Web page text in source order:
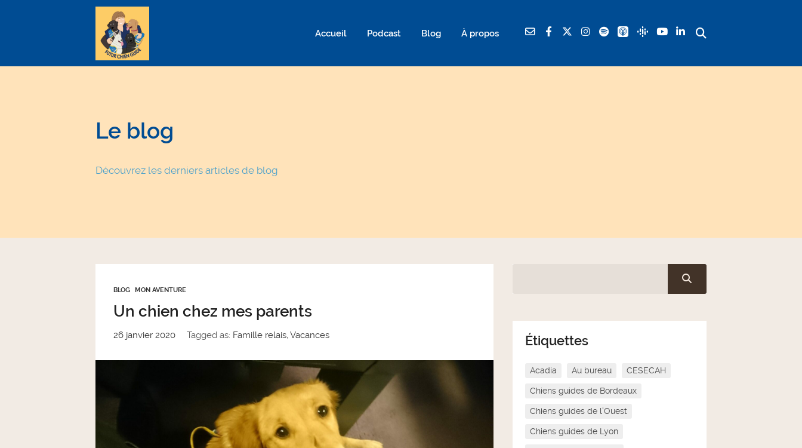
Accueil Podcast Blog À propos
This is a placeholder for your sticky navigation bar. It should not be visible.
Le blog
Découvrez les derniers articles de blog
BLOG MON AVENTURE
Un chien chez mes parents
26 janvier 2020 Tagged as: Famille relais,Vacances Étiquettes
Acadia Au bureau CESECAH
Chiens guides de Bordeaux
Chiens guides de l'Ouest
Chiens guides de Lyon